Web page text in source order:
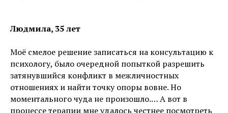
Людмила, 35 лет
Моё смелое решение записаться на консультацию к
психологу, было очередной попыткой разрешить
затянувшийся конфликт в межличностных
отношениях и найти точку опоры вовне. Но
моментального чуда не произошло.… А вот в
процессе терапии мне удалось честнее посмотреть